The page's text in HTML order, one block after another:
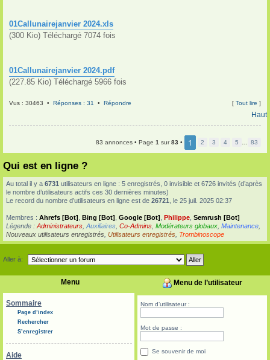
01Callunairejanvier 2024.xls
(300 Kio) Téléchargé 7074 fois
01Callunairejanvier 2024.pdf
(227.85 Kio) Téléchargé 5966 fois
Vus : 30463 • Réponses : 31 • Répondre [ Tout lire ]
Haut
83 annonces • Page 1 sur83 • 1 2 3 4 5 … 83
Qui est en ligne ?
Au total il y a 6731 utilisateurs en ligne : 5 enregistrés, 0 invisible et 6726 invités (d’après
le nombre d’utilisateurs actifs ces 30 dernières minutes)
Le record du nombre d’utilisateurs en ligne est de 26721 , le 25 juil. 2025 02:37
Membres : Ahrefs [Bot] Bing [Bot] Google [Bot] Philippe Semrush [Bot]
Légende : Administrateurs Auxiliaires Co-Admins Modérateurs globaux Maintenance
Nouveaux utilisateurs enregistrés Utilisateurs enregistrés Trombinoscope
Aller à:
Menu
Sommaire
Page d’index
Rechercher
S’enregistrer
Aide
Menu de l’utilisateur
Nom d’utilisateur :
Mot de passe :
Se souvenir de moi